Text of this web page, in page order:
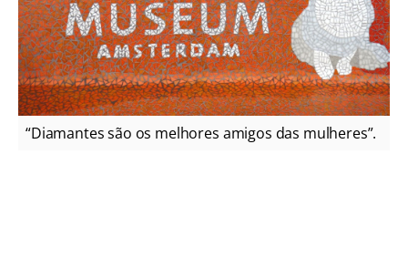
“Diamantes são os melhores amigos das mulheres”.